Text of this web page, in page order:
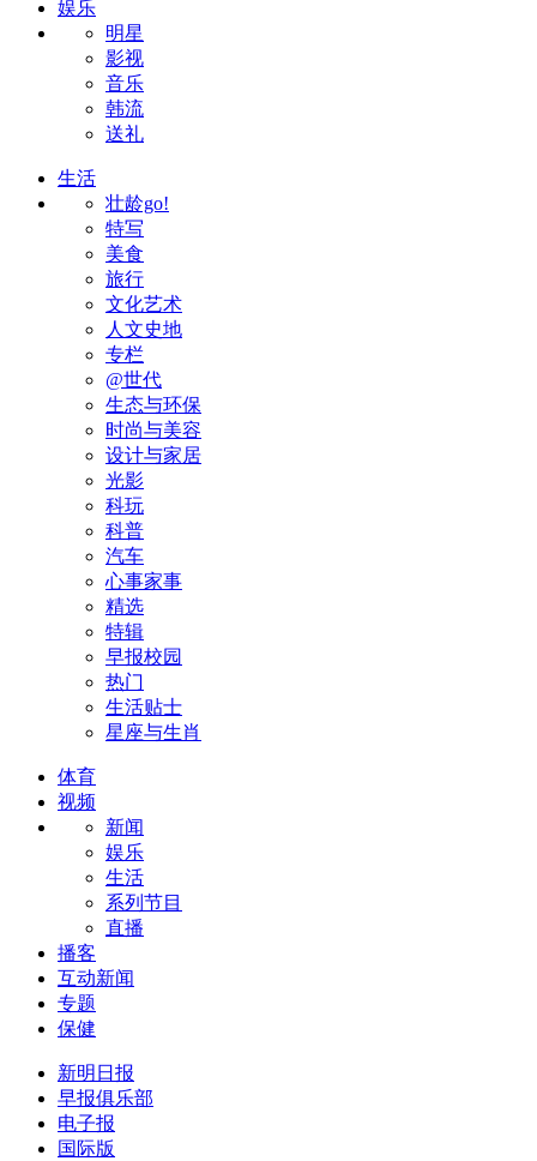
娱乐
明星
影视
音乐
韩流
送礼
生活
壮龄go!
特写
美食
旅行
文化艺术
人文史地
专栏
@世代
生态与环保
时尚与美容
设计与家居
光影
科玩
科普
汽车
心事家事
精选
特辑
早报校园
热门
生活贴士
星座与生肖
体育
视频
新闻
娱乐
生活
系列节目
直播
播客
互动新闻
专题
保健
新明日报
早报俱乐部
电子报
国际版